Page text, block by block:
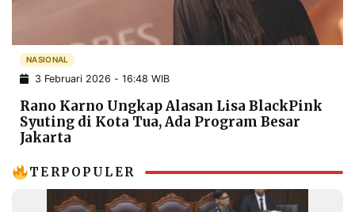
INFORMASI
IKLAN
KIRIM
PENGADUAN TERM
SERVICE
IKUTI
NASIONAL
3 Februari 2026 - 16:48 WIB
Rano Karno Ungkap Alasan Lisa BlackPink
Syuting di Kota Tua, Ada Program Besar
Jakarta
TERPOPULER